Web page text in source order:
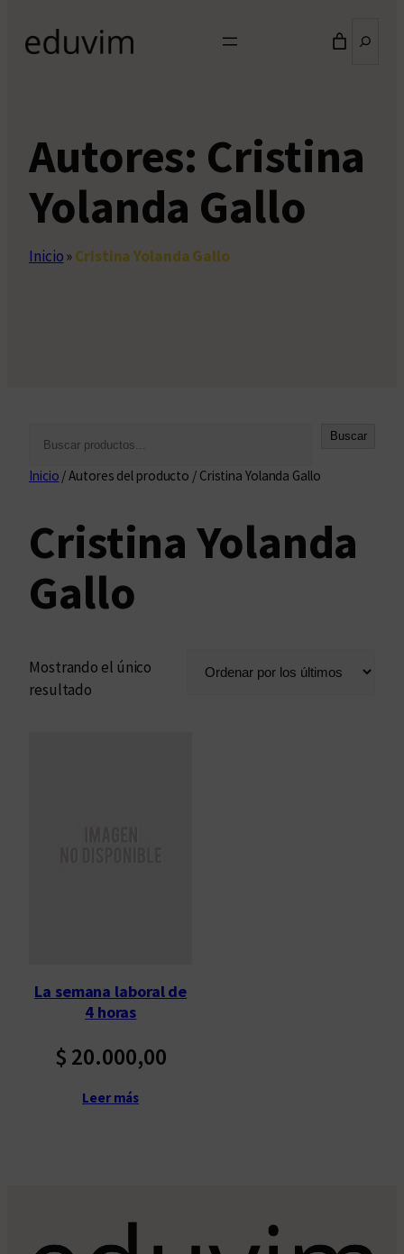
Autores: Cristina
Yolanda Gallo
Inicio»Cristina Yolanda Gallo
s
r
Buscar
Inicio / Autores del producto / Cristina Yolanda Gallo
Cristina Yolanda
Gallo
Mostrando el único
resultado
La semana laboral de
4 horas
$ 20.000,00
Leer más